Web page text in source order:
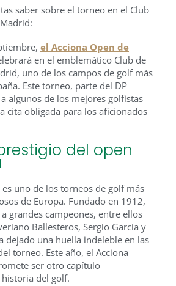
saber sobre el torneo en el Club
el Acciona Open de
en el emblemático Club de
uno de los campos de golf más
Este torneo, parte del DP
algunos de los mejores golfistas
cita obligada para los aficionados
del open
es uno de los torneos de golf más
de Europa. Fundado en 1912,
grandes campeones, entre ellos
Ballesteros, Sergio García y
dejado una huella indeleble en las
torneo. Este año, el Acciona
ser otro capítulo
del golf.